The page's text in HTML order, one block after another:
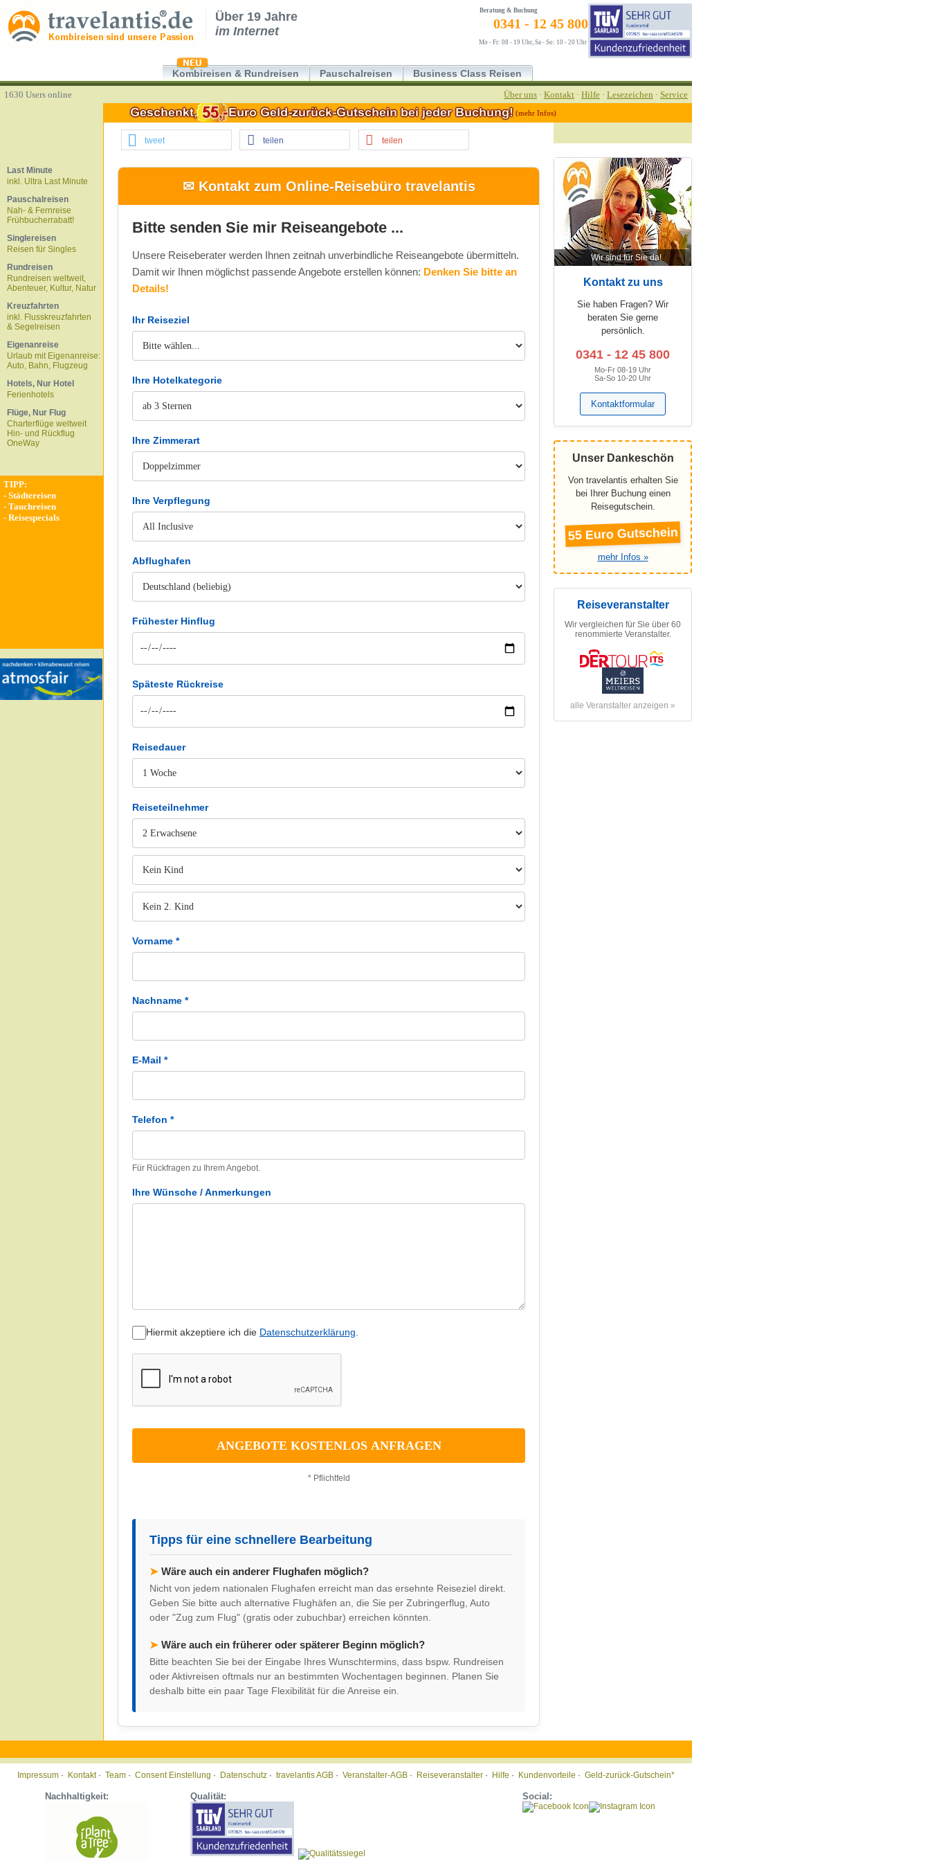
Über 19 Jahre
im Internet
Beratung & Buchung
0341 - 12 45 800
Mo - Fr: 08 - 19 Uhr, Sa - So: 10 - 20 Uhr
Kombireisen & Rundreisen Pauschalreisen Business Class Reisen
1630 Users online Über uns · Kontakt · Hilfe · Lesezeichen · Service
(mehr Infos)
tweet teilen teilen
Last Minute
inkl. Ultra Last Minute
Pauschalreisen
Nah- & Fernreise
Frühbucherrabatt!
Singlereisen
Reisen für Singles
Rundreisen
Rundreisen weltweit,
Abenteuer, Kultur, Natur
Kreuzfahrten
inkl. Flusskreuzfahrten
& Segelreisen
Eigenanreise
Urlaub mit Eigenanreise:
Auto, Bahn, Flugzeug
Hotels, Nur Hotel
Ferienhotels
Flüge, Nur Flug
Charterflüge weltweit
Hin- und Rückflug
OneWay
TIPP:
- Städtereisen
- Tauchreisen
- Reisespecials
✉ Kontakt zum Online-Reisebüro travelantis
Bitte senden Sie mir Reiseangebote ...
Unsere Reiseberater werden Ihnen zeitnah unverbindliche Reiseangebote übermitteln.
Damit wir Ihnen möglichst passende Angebote erstellen können: Denken Sie bitte an
Details!
Ihr Reiseziel
Ihre Hotelkategorie
Ihre Zimmerart
Ihre Verpflegung
Abflughafen
Frühester Hinflug
Späteste Rückreise
Reisedauer
Reiseteilnehmer
Vorname *
Nachname *
E-Mail *
Telefon *
Für Rückfragen zu Ihrem Angebot.
Ihre Wünsche / Anmerkungen
Hiermit akzeptiere ich die Datenschutzerklärung
* Pflichtfeld
Tipps für eine schnellere Bearbeitung
➤ Wäre auch ein anderer Flughafen möglich?
Nicht von jedem nationalen Flughafen erreicht man das ersehnte Reiseziel direkt.
Geben Sie bitte auch alternative Flughäfen an, die Sie per Zubringerflug, Auto
oder "Zug zum Flug" (gratis oder zubuchbar) erreichen könnten.
➤ Wäre auch ein früherer oder späterer Beginn möglich?
Bitte beachten Sie bei der Eingabe Ihres Wunschtermins, dass bspw. Rundreisen
oder Aktivreisen oftmals nur an bestimmten Wochentagen beginnen. Planen Sie
deshalb bitte ein paar Tage Flexibilität für die Anreise ein.
Wir sind für Sie da!
Kontakt zu uns
Sie haben Fragen? Wir
beraten Sie gerne
persönlich.
0341 - 12 45 800
Mo-Fr 08-19 Uhr
Sa-So 10-20 Uhr
Kontaktformular
Unser Dankeschön
Von travelantis erhalten Sie
bei Ihrer Buchung einen
Reisegutschein.
55 Euro Gutschein
mehr Infos »
Reiseveranstalter
Wir vergleichen für Sie über 60
renommierte Veranstalter.
alle Veranstalter anzeigen »
Impressum · Kontakt· Team · Consent Einstellung · Datenschutz · travelantis AGB · Veranstalter-AGB · Reiseveranstalter · Hilfe · Kundenvorteile · Geld-zurück-Gutschein*
Nachhaltigkeit: Qualität: Social: